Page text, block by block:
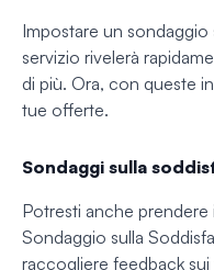
Impostare un
servizio rivelerà
di più. Ora, con queste
tue offerte.
Sondaggi sulla
Potresti anche
Sondaggio sulla
raccogliere feedback